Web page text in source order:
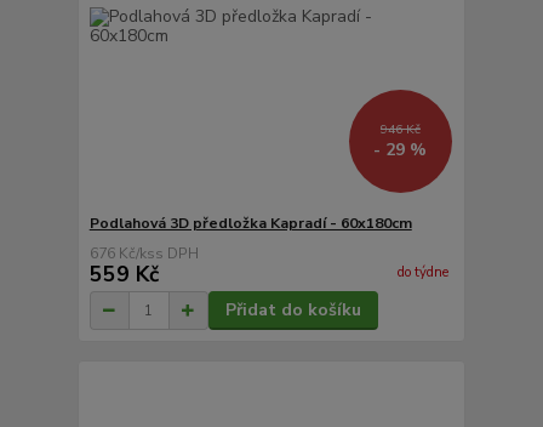
946 Kč
- 29 %
Podlahová 3D předložka Kapradí - 60x180cm
676 Kč/ks
559 Kč do týdne
Přidat do košíku